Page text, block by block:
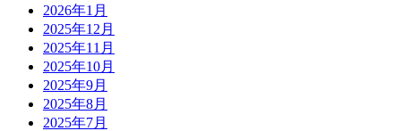
2026年1月
2025年12月
2025年11月
2025年10月
2025年9月
2025年8月
2025年7月